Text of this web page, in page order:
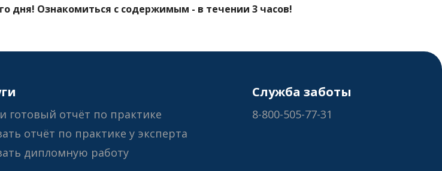
дня! Ознакомиться с содержимым - в течении 3 часов!
готовый отчёт по практике
отчёт по практике у эксперта
дипломную работу
Служба заботы
8-800-505-77-31